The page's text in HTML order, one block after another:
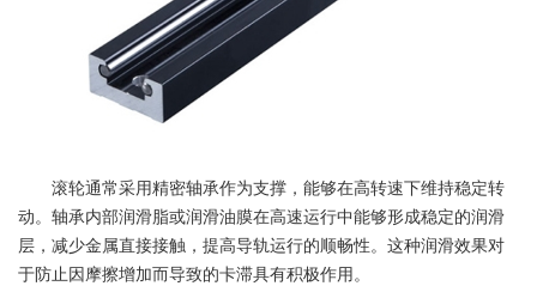
滚轮通常采用精密轴承作为支撑，能够在高转速下维持稳定转
动。轴承内部润滑脂或润滑油膜在高速运行中能够形成稳定的润滑
层，减少金属直接接触，提高导轨运行的顺畅性。这种润滑效果对
于防止因摩擦增加而导致的卡滞具有积极作用。